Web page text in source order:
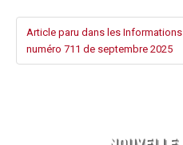
Article paru dans les
numéro 711 de septembre 2025